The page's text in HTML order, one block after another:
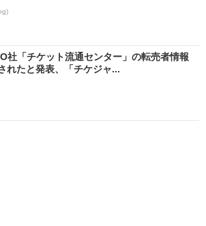
社「チケット流通センター」の転売者情報
れたと発表、「チケジャ...